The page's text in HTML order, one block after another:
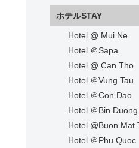
ホテルSTAY
Hotel @ Mui Ne
Hotel ＠Sapa
Hotel @ Can Tho
Hotel ＠Vung Tau
Hotel ＠Con Dao
Hotel ＠Bin Duong
Hotel @Buon Mat
Hotel ＠Phu Quoc